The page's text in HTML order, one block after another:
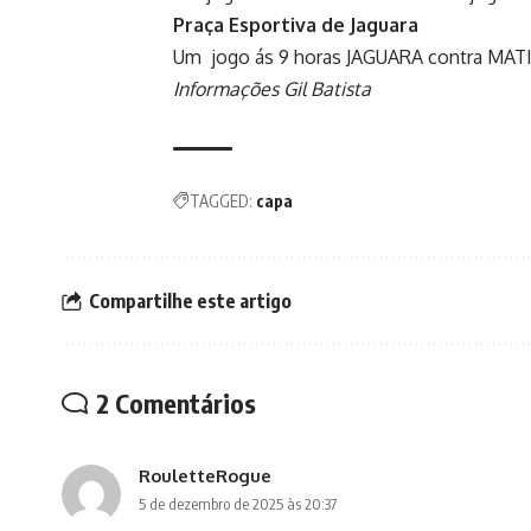
Praça Esportiva de Jaguara
Um jogo ás 9 horas JAGUARA contra
Informações Gil Batista
TAGGED: capa
Compartilhe este artigo
2 Comentários
RouletteRogue
5 de dezembro de 2025 às 20:37